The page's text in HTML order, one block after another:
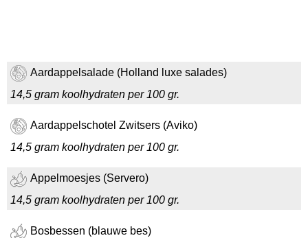
Aardappelsalade (Holland luxe salades)
14,5 gram koolhydraten per 100 gr.
Aardappelschotel Zwitsers (Aviko)
14,5 gram koolhydraten per 100 gr.
Appelmoesjes (Servero)
14,5 gram koolhydraten per 100 gr.
Bosbessen (blauwe bes)